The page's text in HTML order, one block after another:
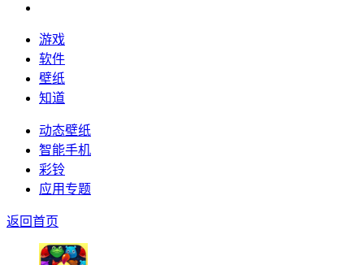
游戏
软件
壁纸
知道
动态壁纸
智能手机
彩铃
应用专题
返回首页